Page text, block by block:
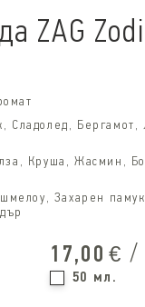
ZAG
Сладолед,
Круша, Жасмин,
Захарен
17,00 € /
50 мл.